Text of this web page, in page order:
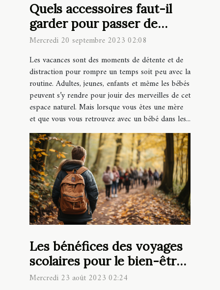
Quels accessoires faut-il
garder pour passer de
belles vacances à la plage
avec bébé ?
Mercredi 20 septembre 2023 02:08
Les vacances sont des moments de détente et de
distraction pour rompre un temps soit peu avec la
routine. Adultes, jeunes, enfants et même les bébés
peuvent s’y rendre pour jouir des merveilles de cet
espace naturel. Mais lorsque vous êtes une mère
et que vous vous retrouvez avec un bébé dans les...
Les bénéfices des voyages
scolaires pour le bien-être
des élèves
Mercredi 23 août 2023 02:24